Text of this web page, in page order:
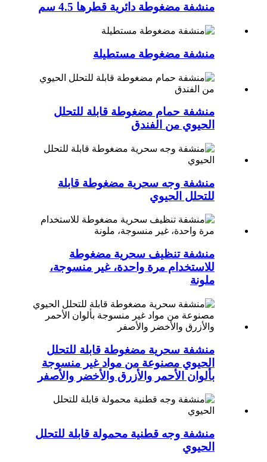
منشفة مضغوطة دائرية قطرها 4.5 سم
منشفة مضغوطة مستطيلة
منشفة حمام مضغوطة قابلة للتحلل
الحيوي من الفندق
منشفة وجه سحرية مضغوطة قابلة
للتحلل الحيوي
منشفة تنظيف سحرية مضغوطة
للاستخدام مرة واحدة، غير منسوجة،
ملونة
منشفة سحرية مضغوطة قابلة للتحلل
الحيوي مصنوعة من مواد غير منسوجة
بألوان الأحمر والأزرق والأخضر والأصفر
منشفة وجه قطنية محمولة قابلة للتحلل
الحيوي